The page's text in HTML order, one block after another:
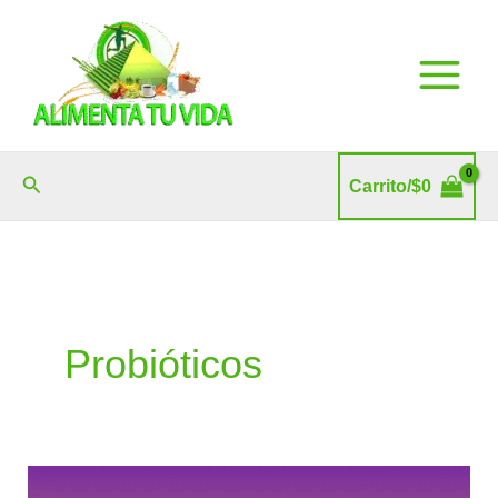
Buscar Carrito/$0
Probióticos